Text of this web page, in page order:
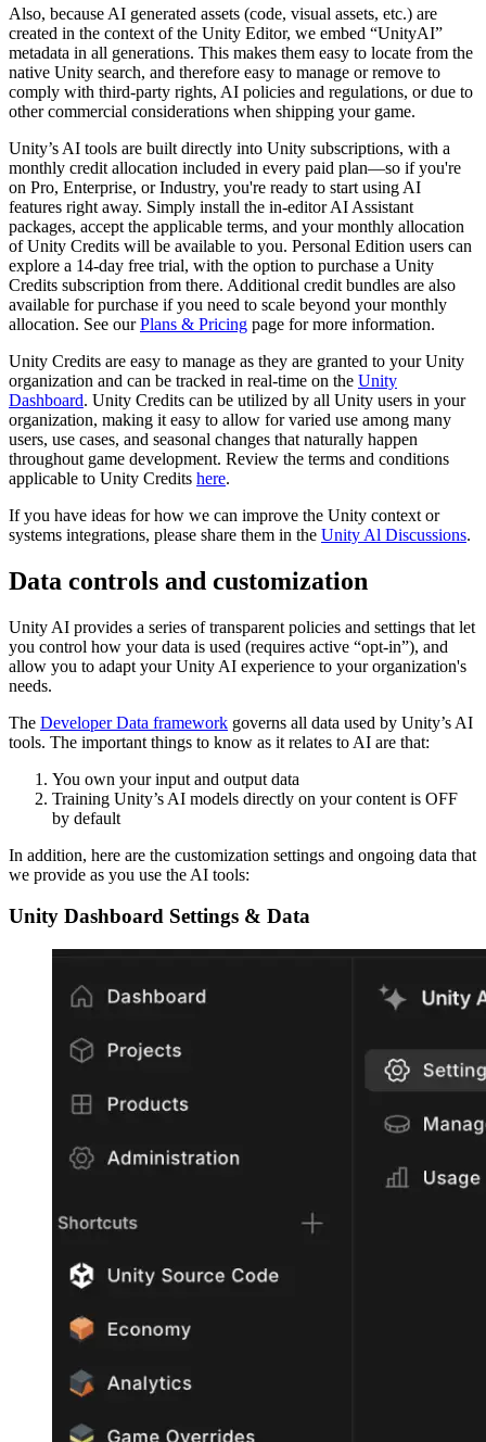
Also, because AI generated assets (code, visual assets, etc.) are
created in the context of the Unity Editor, we embed “UnityAI”
metadata in all generations. This makes them easy to locate from the
native Unity search, and therefore easy to manage or remove to
comply with third-party rights, AI policies and regulations, or due to
other commercial considerations when shipping your game.
Unity’s AI tools are built directly into Unity subscriptions, with a
monthly credit allocation included in every paid plan—so if you're
on Pro, Enterprise, or Industry, you're ready to start using AI
features right away. Simply install the in-editor AI Assistant
packages, accept the applicable terms, and your monthly allocation
of Unity Credits will be available to you. Personal Edition users can
explore a 14-day free trial, with the option to purchase a Unity
Credits subscription from there. Additional credit bundles are also
available for purchase if you need to scale beyond your monthly
allocation. See ourPlans & Pricing page for more information.
Unity Credits are easy to manage as they are granted to your Unity
organization and can be tracked in real-time on the Unity
Dashboard. Unity Credits can be utilized by all Unity users in your
organization, making it easy to allow for varied use among many
users, use cases, and seasonal changes that naturally happen
throughout game development. Review the terms and conditions
applicable to Unity Credits here.
If you have ideas for how we can improve the Unity context or
systems integrations, please share them in the Unity Al Discussions.
Data controls and customization
Unity AI provides a series of transparent policies and settings that let
you control how your data is used (requires active “opt-in”), and
allow you to adapt your Unity AI experience to your organization's
needs.
The Developer Data framework governs all data used by Unity’s AI
tools. The important things to know as it relates to AI are that:
You own your input and output data
Training Unity’s AI models directly on your content is OFF
by default
In addition, here are the customization settings and ongoing data that
we provide as you use the AI tools:
Unity Dashboard Settings & Data